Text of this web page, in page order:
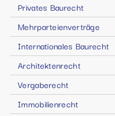
Privates Baurecht
Mehrparteienverträge
Internationales Baurecht
Architektenrecht
Vergaberecht
Immobilienrecht